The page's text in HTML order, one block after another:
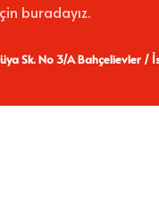
buradayız.
Sk. No 3/A Bahçelievler /